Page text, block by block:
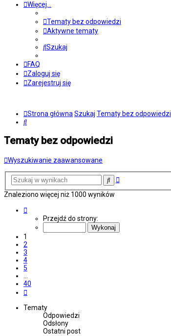
Więcej…
Tematy bez odpowiedzi
Aktywne tematy
Szukaj
FAQ
Zaloguj się
Zarejestruj się
Strona główna Szukaj Tematy bez odpowiedzi
Szukaj
Tematy bez odpowiedzi
Wyszukiwanie zaawansowane
SzukajWyszukiwanie
Znaleziono więcej niż 1000 wyników
Przejdź do strony:
1
2
3
4
5
…
40
Tematy
Odpowiedzi
Odsłony
Ostatni post